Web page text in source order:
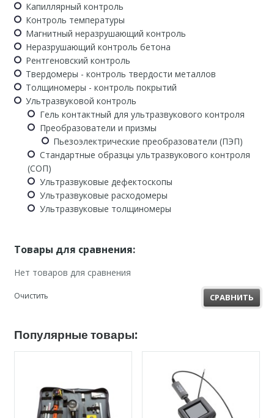
Капиллярный контроль
Контроль температуры
Магнитный неразрушающий контроль
Неразрушающий контроль бетона
Рентгеновский контроль
Твердомеры - контроль твердости металлов
Толщиномеры - контроль покрытий
Ультразвуковой контроль
Гель контактный для ультразвукового контроля
Преобразователи и призмы
Пьезоэлектрические преобразователи (ПЭП)
Стандартные образцы ультразвукового контроля
(СОП)
Ультразвуковые дефектоскопы
Ультразвуковые расходомеры
Ультразвуковые толщиномеры
Товары для сравнения:
Нет товаров для сравнения
Очистить СРАВНИТЬ
Популярные товары: